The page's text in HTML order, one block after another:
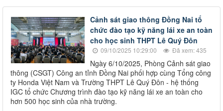
Cảnh sát giao thông Đồng Nai tổ
chức đào tạo kỹ năng lái xe an toàn
cho học sinh THPT Lê Quý Đôn
09/10/2025 10:29:00 Đã xem: 435
Ngày 6/10/2025, Phòng Cảnh sát giao
thông (CSGT) Công an tỉnh Đồng Nai phối hợp cùng Tổng công
ty Honda Việt Nam và Trường THPT Lê Quý Đôn - hệ thống
IGC tổ chức Chương trình đào tạo kỹ năng lái xe an toàn cho
hơn 500 học sinh của nhà trường.